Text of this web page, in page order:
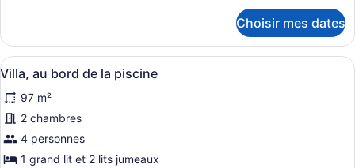
de
la
plage
Maison,
au
bord
la
plage
Choisir mes dates
Afficher
toutes
les
photos
pour
ce
Une chambre à coucher avec un
14
Villa, au bord de la piscine
97 m²
2 chambres
4 personnes
1 grand lit et 2 lits jumeaux